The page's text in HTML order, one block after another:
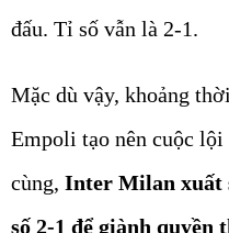
đấu. Tỉ số vẫn là 2-1.
Mặc dù vậy, khoảng
Empoli tạo nên cuộc
cùng, Inter Milan xuất
số 2-1 để giành quyền